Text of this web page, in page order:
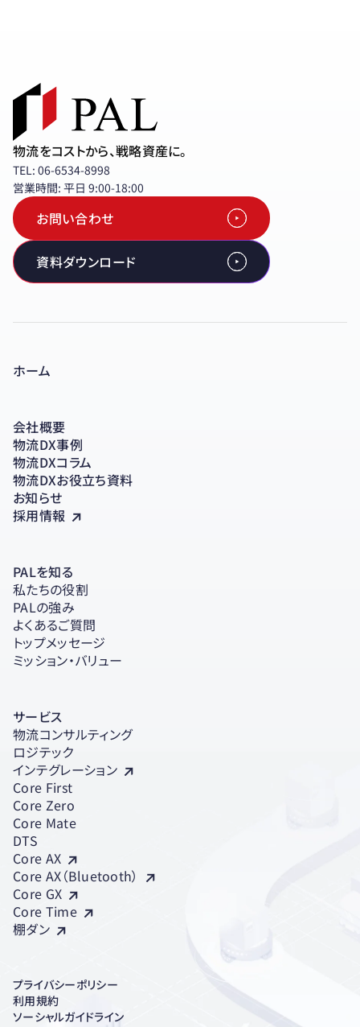
物流をコストから、戦略資産に。
TEL: 06-6534-8998
営業時間: 平日 9:00-18:00
お問い合わせ
資料ダウンロード
ホーム
会社概要
物流DX事例
物流DXコラム
物流DXお役立ち資料
お知らせ
採用情報
PALを知る
私たちの役割
PALの強み
よくあるご質問
トップメッセージ
ミッション・バリュー
サービス
物流コンサルティング
ロジテック
インテグレーション
Core First
Core Zero
Core Mate
DTS
Core AX
Core AX（Bluetooth）
Core GX
Core Time
棚ダン
プライバシーポリシー
利用規約
ソーシャルガイドライン